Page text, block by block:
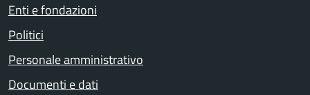
Enti e fondazioni
Politici
Personale amministrativo
Documenti e dati